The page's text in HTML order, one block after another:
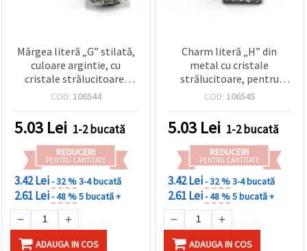
Mărgea literă „G” stilată,
culoare argintie, cu
cristale strălucitoare,
gaură 8 mm – perfectă
COD: 106544
5.03 Lei 1-2 bucată
REDUCERI
PENTRU CANTITATE
3.42 Lei- 32 %3-4 bucată
2.61 Lei- 48 %5 bucată +
ADAUGA IN COS
Charm literă „H” din
metal cu cristale
strălucitoare, pentru
înșirare, orificiu 8 mm –
COD: 106545
5.03 Lei 1-2 bucată
REDUCERI
PENTRU CANTITATE
3.42 Lei- 32 %3-4 bucată
2.61 Lei- 48 %5 bucată +
ADAUGA IN COS